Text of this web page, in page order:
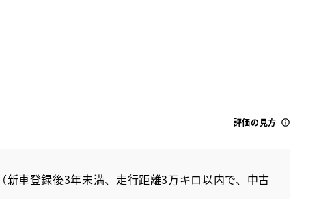
評価の見方
新車登録後3年未満、走行距離3万キロ以内で、中古